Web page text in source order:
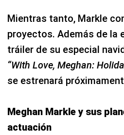
Mientras tanto, Markle
proyectos. Además de la
tráiler de su especial
“With Love, Meghan:
se estrenará
Meghan Markle y sus
actuación